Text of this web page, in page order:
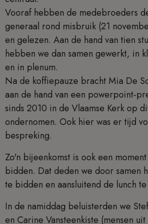
Vooraf hebben de medebroeders
generaal rond misbruik (21
en gelezen. Aan de hand van tien
hebben we dan samen gewerkt, in
en in plenum.
Na de koffiepauze bracht Mia De
aan de hand van een powerpoint-
sinds 2010 in de Vlaamse Kerk op
ondernomen. Ook hier was er tijd
bespreking.
Zo'n bijeenkomst is ook een moment
bidden. Dat deden we door samen
te bidden en aansluitend de lunch
In de namiddag beluisterden we
en Carine Vansteenkiste (mensen